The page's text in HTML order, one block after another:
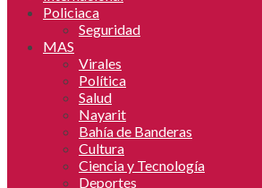
Policiaca
Seguridad
MAS
Virales
Política
Salud
Nayarit
Bahía de Banderas
Cultura
Ciencia y Tecnología
Deportes